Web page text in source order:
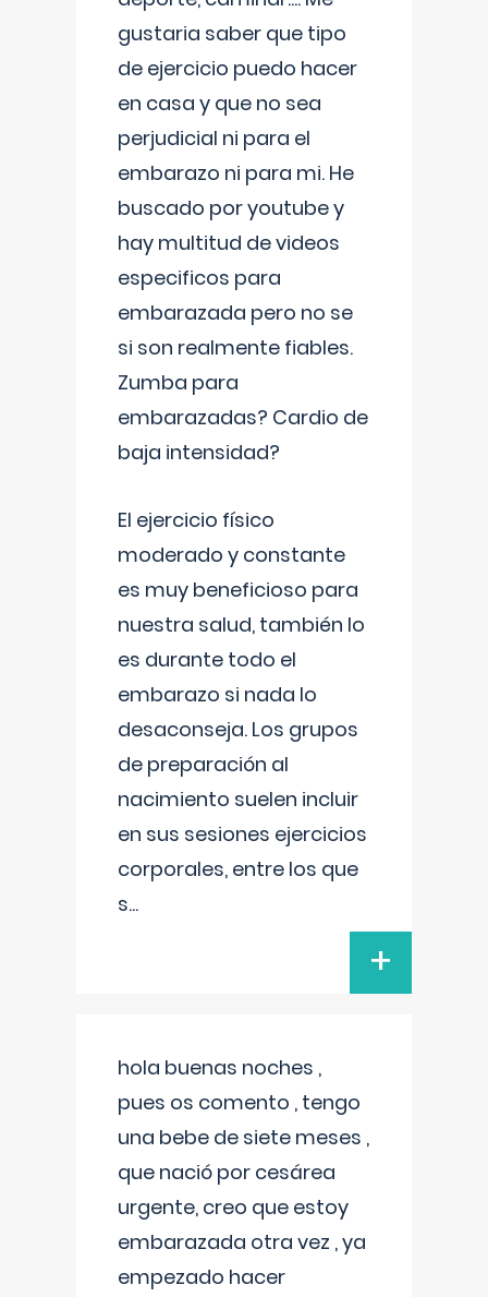
gustaria saber que tipo
de ejercicio puedo hacer
en casa y que no sea
perjudicial ni para el
embarazo ni para mi. He
buscado por youtube y
hay multitud de videos
especificos para
embarazada pero no se
si son realmente fiables.
Zumba para
embarazadas? Cardio de
baja intensidad?
El ejercicio físico
moderado y constante
es muy beneficioso para
nuestra salud, también lo
es durante todo el
embarazo si nada lo
desaconseja. Los grupos
de preparación al
nacimiento suelen incluir
en sus sesiones ejercicios
corporales, entre los que
s...
+
hola buenas noches ,
pues os comento , tengo
una bebe de siete meses ,
que nació por cesárea
urgente, creo que estoy
embarazada otra vez , ya
empezado hacer